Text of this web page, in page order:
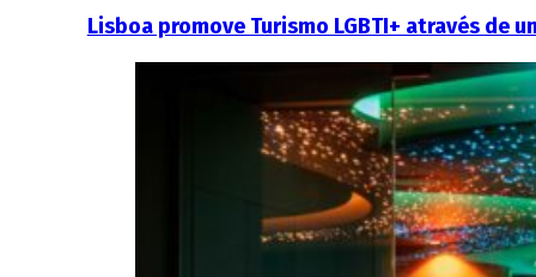
Lisboa promove Turismo LGBTI+ através de